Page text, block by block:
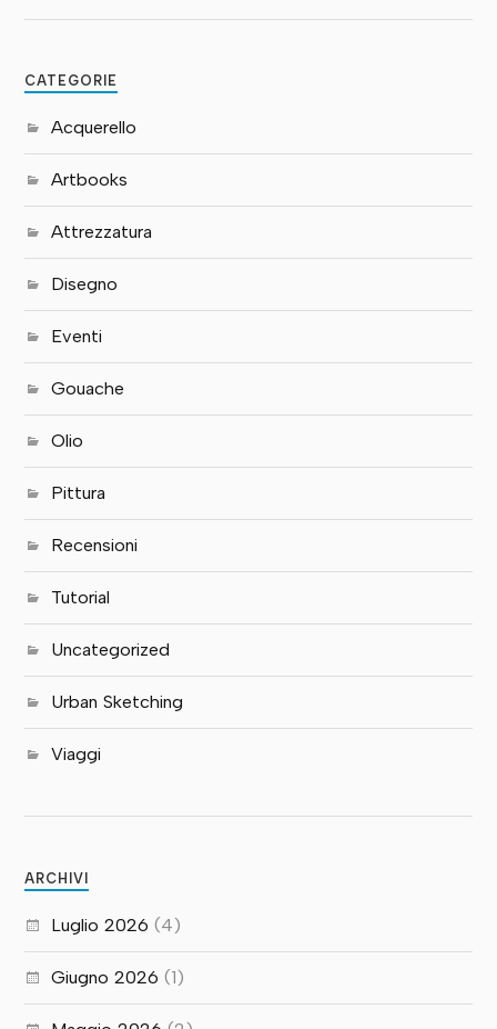
CATEGORIE
Acquerello
Artbooks
Attrezzatura
Disegno
Eventi
Gouache
Olio
Pittura
Recensioni
Tutorial
Uncategorized
Urban Sketching
Viaggi
ARCHIVI
Luglio 2026 (4)
Giugno 2026 (1)